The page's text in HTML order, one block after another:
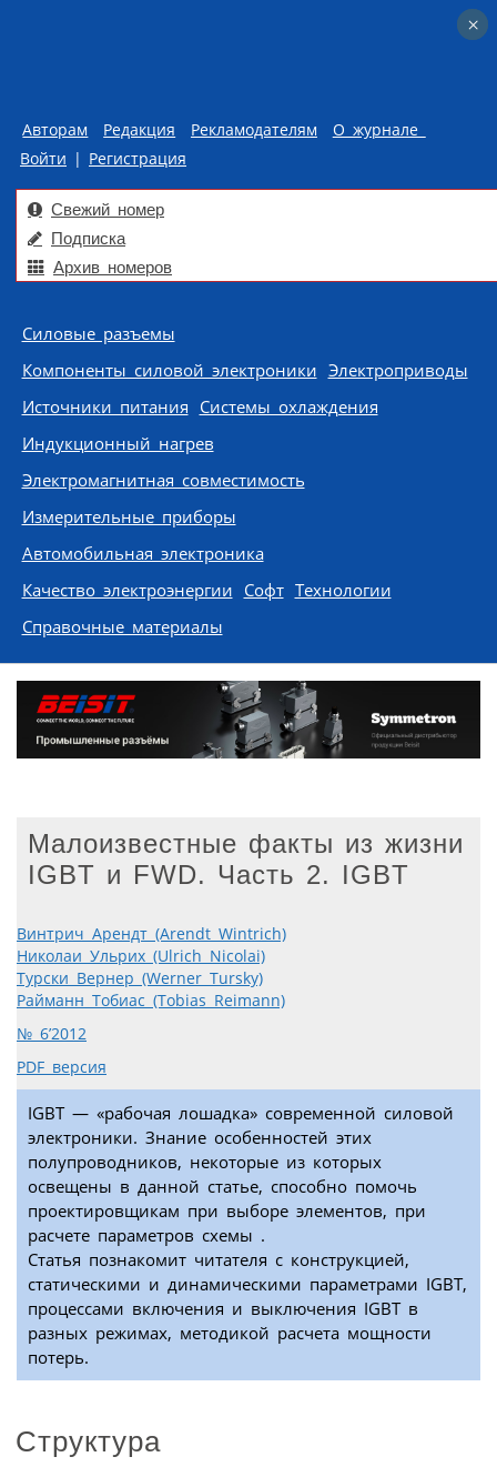
Авторам Редакция Рекламодателям
О журнале
Войти | Регистрация
Свежий номер
Подписка
Архив номеров
Skip to content
Силовые разъемы
Компоненты силовой электроники Электроприводы
Источники питания Системы охлаждения
Индукционный нагрев
Электромагнитная совместимость
Измерительные приборы
Автомобильная электроника
Качество электроэнергии Софт Технологии
Справочные материалы
Малоизвестные факты из жизни
IGBT и FWD. Часть 2. IGBT
Винтрич Арендт (Arendt Wintrich)
Николаи Ульрих (Ulrich Nicolai)
Турски Вернер (Werner Tursky)
Райманн Тобиас (Tobias Reimann)
№ 6’2012
PDF версия
IGBT — «рабочая лошадка» современной силовой
электроники. Знание особенностей этих
полупроводников, некоторые из которых
освещены в данной статье, способно помочь
проектировщикам при выборе элементов, при
расчете параметров схемы .
Статья познакомит читателя с конструкцией,
статическими и динамическими параметрами IGBT,
процессами включения и выключения IGBT в
разных режимах, методикой расчета мощности
потерь.
Структура
×
×